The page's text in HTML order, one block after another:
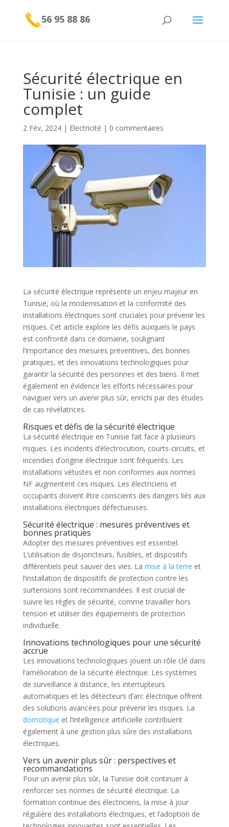
56 95 88 86
Sécurité électrique en
Tunisie : un guide
complet
2 Fév, 2024| Electricité | 0 commentaires
La sécurité électrique représente un enjeu majeur en
Tunisie, où la modernisation et la conformité des
installations électriques sont cruciales pour prévenir les
risques. Cet article explore les défis auxquels le pays
est confronté dans ce domaine, soulignant
l’importance des mesures préventives, des bonnes
pratiques, et des innovations technologiques pour
garantir la sécurité des personnes et des biens. Il met
également en évidence les efforts nécessaires pour
naviguer vers un avenir plus sûr, enrichi par des études
de cas révélatrices.
Risques et défis de la sécurité électrique
La sécurité électrique en Tunisie fait face à plusieurs
risques. Les incidents d’électrocution, courts-circuits, et
incendies d’origine électrique sont fréquents. Les
installations vétustes et non conformes aux normes
NF augmentent ces risques. Les électriciens et
occupants doivent être conscients des dangers liés aux
installations électriques défectueuses.
Sécurité électrique : mesures préventives et
bonnes pratiques
Adopter des mesures préventives est essentiel.
L’utilisation de disjoncteurs, fusibles, et dispositifs
différentiels peut sauver des vies. La mise à la terre et
l’installation de dispositifs de protection contre les
surtensions sont recommandées. Il est crucial de
suivre les règles de sécurité, comme travailler hors
tension et utiliser des équipements de protection
individuelle.
Innovations technologiques pour une sécurité
accrue
Les innovations technologiques jouent un rôle clé dans
l’amélioration de la sécurité électrique. Les systèmes
de surveillance à distance, les interrupteurs
automatiques et les détecteurs d’arc électrique offrent
des solutions avancées pour prévenir les risques. La
domotique et l’intelligence artificielle contribuent
également à une gestion plus sûre des installations
électriques.
Vers un avenir plus sûr : perspectives et
recommandations
Pour un avenir plus sûr, la Tunisie doit continuer à
renforcer ses normes de sécurité électrique. La
formation continue des électriciens, la mise à jour
régulière des installations électriques, et l’adoption de